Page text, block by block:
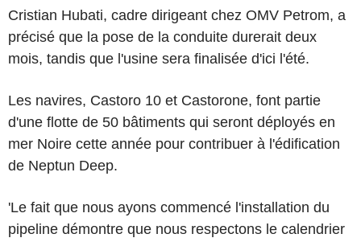
Cristian Hubati, cadre dirigeant chez OMV Petrom, a
précisé que la pose de la conduite durerait deux
mois, tandis que l'usine sera finalisée d'ici l'été.
Les navires, Castoro 10 et Castorone, font partie
d'une flotte de 50 bâtiments qui seront déployés en
mer Noire cette année pour contribuer à l'édification
de Neptun Deep.
'Le fait que nous ayons commencé l'installation du
pipeline démontre que nous respectons le calendrier